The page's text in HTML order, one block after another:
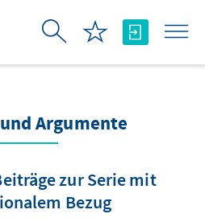
Argumente
zur Serie mit
Bezug